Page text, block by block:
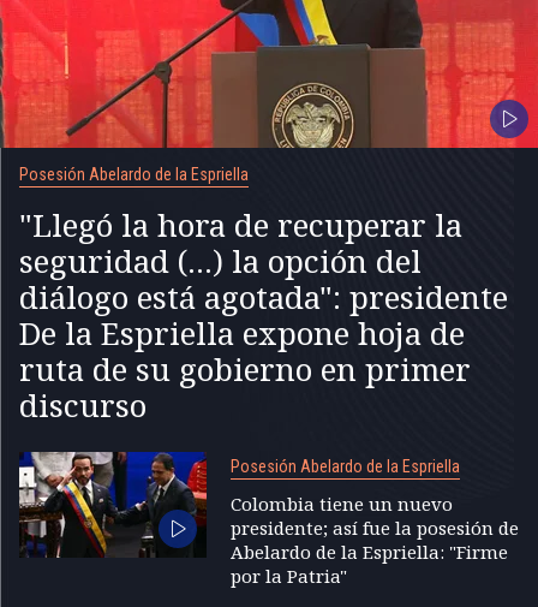
Posesión Abelardo de la Espriella
"Llegó la hora de recuperar la
seguridad (...) la opción del
diálogo está agotada": presidente
De la Espriella expone hoja de
ruta de su gobierno en primer
discurso
Posesión Abelardo de la Espriella
Colombia tiene un nuevo
presidente; así fue la posesión de
Abelardo de la Espriella: "Firme
por la Patria"